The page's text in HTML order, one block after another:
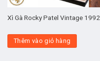
Xì Gà Rocky Patel Vintage 1992
Thêm vào giỏ hàng